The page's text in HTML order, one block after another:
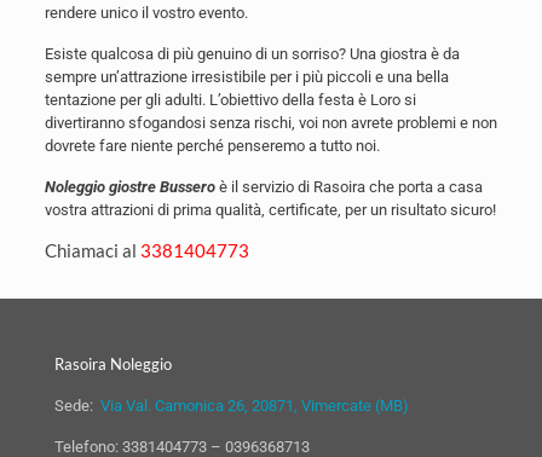
rendere unico il vostro evento.
Esiste qualcosa di più genuino di un sorriso? Una giostra è da
sempre un’attrazione irresistibile per i più piccoli e una bella
tentazione per gli adulti. L’obiettivo della festa è Loro si
divertiranno sfogandosi senza rischi, voi non avrete problemi e non
dovrete fare niente perché penseremo a tutto noi.
Noleggio giostre Busseroè il servizio di Rasoira che porta a casa
vostra attrazioni di prima qualità, certificate, per un risultato sicuro!
Chiamaci al 3381404773
Rasoira Noleggio
Sede: Via Val. Camonica 26, 20871, Vimercate (MB)
Telefono: 3381404773 – 0396368713